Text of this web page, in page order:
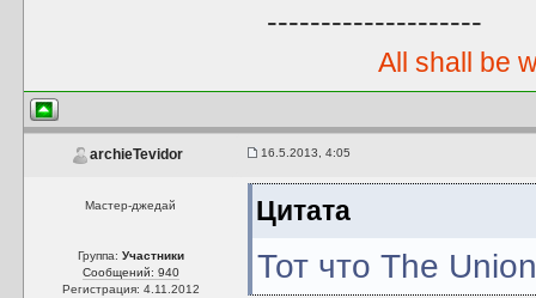
--------------------
All shall be
archieTevidor 16.5.2013, 4:05
Мастер-джедай
Группа: Участники
Сообщений: 940
Регистрация: 4.11.2012
Цитата
Тот что The